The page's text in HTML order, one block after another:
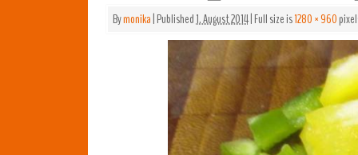
Bymonika|Published1. August 2014|Full size is1280 × 960